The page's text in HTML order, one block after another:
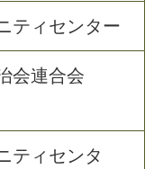
ティセンター
会連合会
ティセンタ